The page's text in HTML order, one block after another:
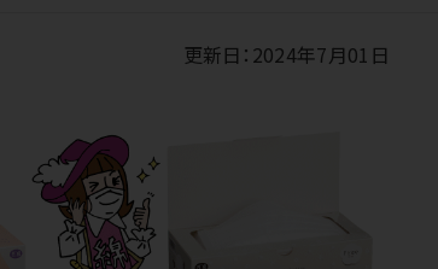
更新日：2024年7月01日